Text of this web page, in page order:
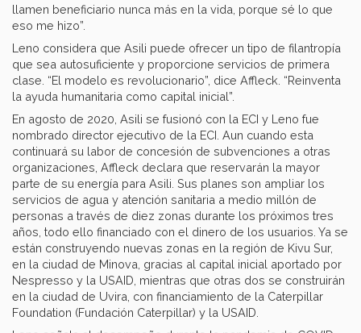
llamen beneficiario nunca más en la vida, porque sé lo que
eso me hizo”.
Leno considera que Asili puede ofrecer un tipo de filantropía
que sea autosuficiente y proporcione servicios de primera
clase. “El modelo es revolucionario”, dice Affleck. “Reinventa
la ayuda humanitaria como capital inicial”.
En agosto de 2020, Asili se fusionó con la ECI y Leno fue
nombrado director ejecutivo de la ECI. Aun cuando esta
continuará su labor de concesión de subvenciones a otras
organizaciones, Affleck declara que reservarán la mayor
parte de su energía para Asili. Sus planes son ampliar los
servicios de agua y atención sanitaria a medio millón de
personas a través de diez zonas durante los próximos tres
años, todo ello financiado con el dinero de los usuarios. Ya se
están construyendo nuevas zonas en la región de Kivu Sur,
en la ciudad de Minova, gracias al capital inicial aportado por
Nespresso y la USAID, mientras que otras dos se construirán
en la ciudad de Uvira, con financiamiento de la Caterpillar
Foundation (Fundación Caterpillar) y la USAID.